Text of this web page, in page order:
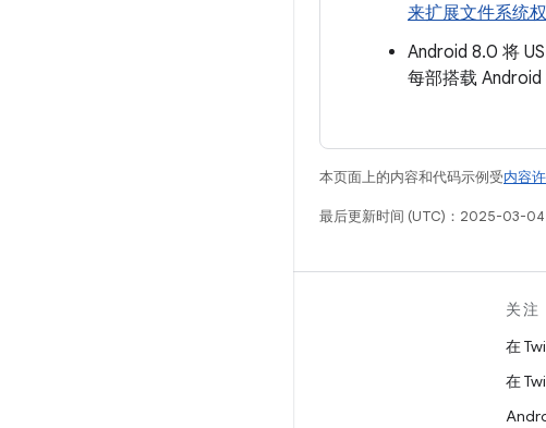
来扩展文件系统
Android 8.0 将
每部搭载
本页面上的内容和代码示例受内容
最后更新时间 (UTC)：2025-03-04
关注
在
在